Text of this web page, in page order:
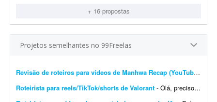
+ 16 propostas
Projetos semelhantes no 99Freelas
Revisão de roteiros para vídeos de Manhwa Recap (YouTube)-
Roteirista para reels/TikTok/shorts de Valorant - Olá, preciso de um roteirista para vídeos curtos do jogo Valorant. Quero expandir a criação do canal iBrunowski - Valorant e, para isso, preciso de ajuda para escrever ...